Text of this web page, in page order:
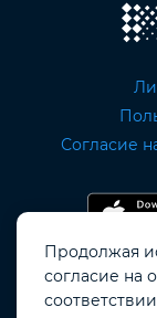
Согласие
Продолжая
согласие на